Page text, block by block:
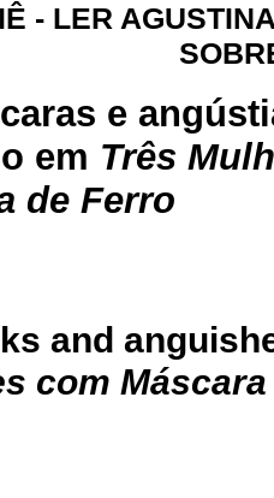
- LER
e
em Três
de Ferro
and
com